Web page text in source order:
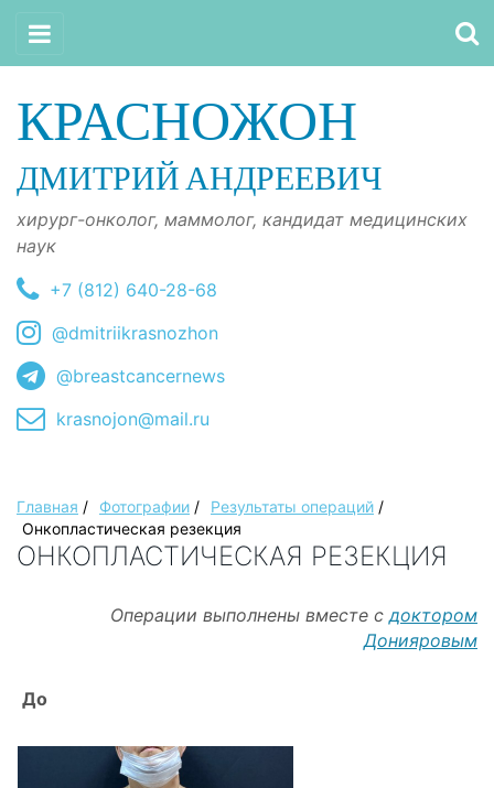
КРАСНОЖОН
ДМИТРИЙ АНДРЕЕВИЧ
хирург-онколог, маммолог, кандидат медицинских
наук
+7 (812) 640-28-68
@dmitriikrasnozhon
@breastcancernews
krasnojon@mail.ru
Главная / Фотографии / Результаты операций /
Онкопластическая резекция
ОНКОПЛАСТИЧЕСКАЯ РЕЗЕКЦИЯ
Операции выполнены вместе сдоктором
Донияровым
До